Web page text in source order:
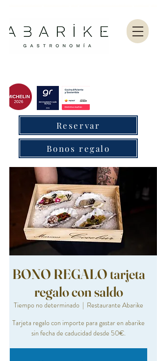
Reservar
Bonos regalo
BONO REGALO tarjeta
regalo con saldo
Tiempo no determinado
  |
Restaurante Abarike
Tarjeta regalo con importe para gastar en abarike
sin fecha de caducidad desde 50€.